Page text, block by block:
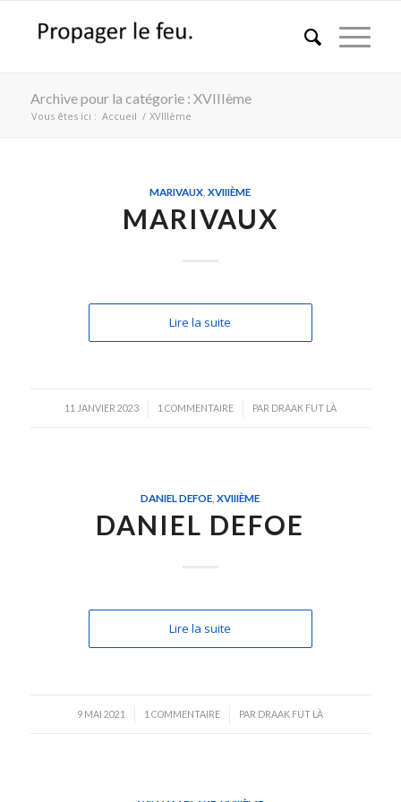
Archive pour la catégorie : XVIIIème
Vous êtes ici : Accueil / XVIIIème
MARIVAUX ,XVIIIÈME
MARIVAUX
Lire la suite
11 JANVIER 2023
/ 1 COMMENTAIRE
/ PAR DRAAK FUT LÀ
DANIEL DEFOE ,XVIIIÈME
DANIEL DEFOE
Lire la suite
9 MAI 2021
/ 1 COMMENTAIRE
/ PAR DRAAK FUT LÀ